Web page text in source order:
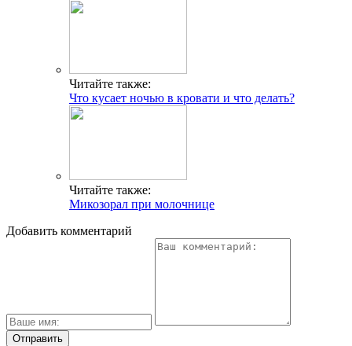
Читайте также:
Что кусает ночью в кровати и что делать?
Читайте также:
Микозорал при молочнице
Добавить комментарий